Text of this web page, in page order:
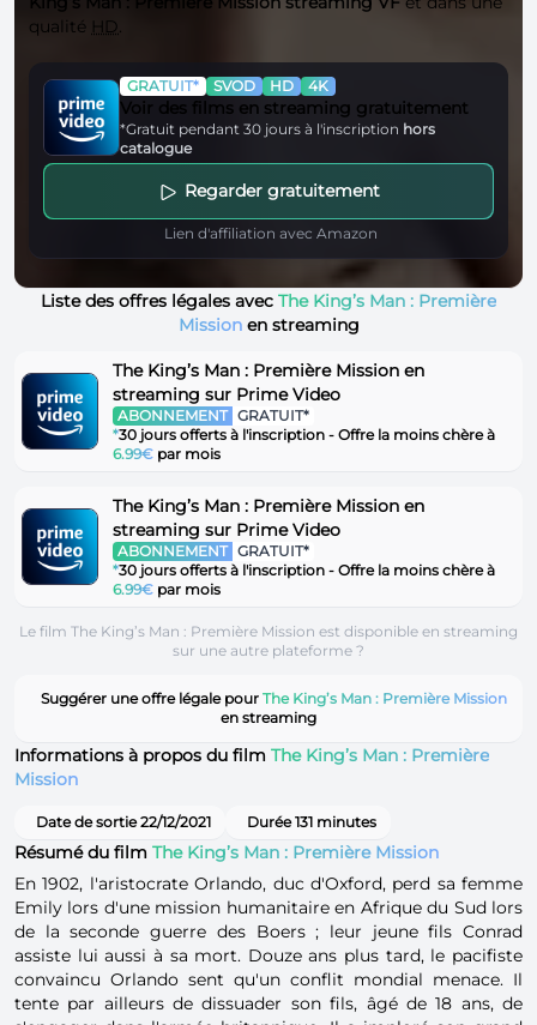
qualité HD.
GRATUIT* SVOD HD 4K
Voir des films en streaming gratuitement
*Gratuit pendant 30 jours à l'inscription hors
catalogue
Regarder gratuitement
Lien d'affiliation avec Amazon
Liste des offres légales avec The King’s Man : Première
Missionen streaming
The King’s Man : Première Mission en
streaming sur Prime Video
ABONNEMENT GRATUIT*
*30 jours offerts à l'inscription - Offre la moins chère à
6.99€ par mois
The King’s Man : Première Mission en
streaming sur Prime Video
ABONNEMENT GRATUIT*
*30 jours offerts à l'inscription - Offre la moins chère à
6.99€ par mois
Le film The King’s Man : Première Mission est disponible en streaming
sur une autre plateforme ?
Suggérer une offre légale pour The King’s Man : Première Mission
en streaming
Informations à propos du film The King’s Man : Première
Mission
Date de sortie 22/12/2021 Durée 131 minutes
Résumé du film The King’s Man : Première Mission
En 1902, l'aristocrate Orlando, duc d'Oxford, perd sa femme
Emily lors d'une mission humanitaire en Afrique du Sud lors
de la seconde guerre des Boers ; leur jeune fils Conrad
assiste lui aussi à sa mort. Douze ans plus tard, le pacifiste
convaincu Orlando sent qu'un conflit mondial menace. Il
tente par ailleurs de dissuader son fils, âgé de 18 ans, de